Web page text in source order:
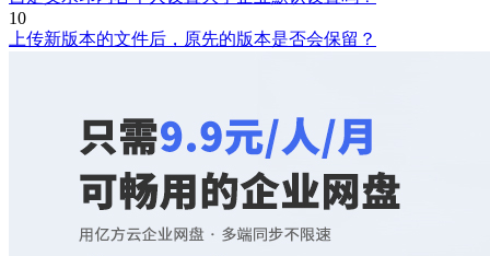
10
上传新版本的文件后，原先的版本是否会保留？